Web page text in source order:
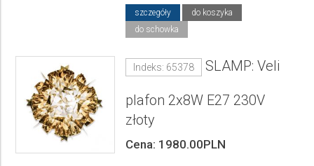
szczegóły
do koszyka
do schowka
Indeks: 65378 SLAMP: Veli
plafon 2x8W E27 230V
złoty
Cena: 1980.00PLN